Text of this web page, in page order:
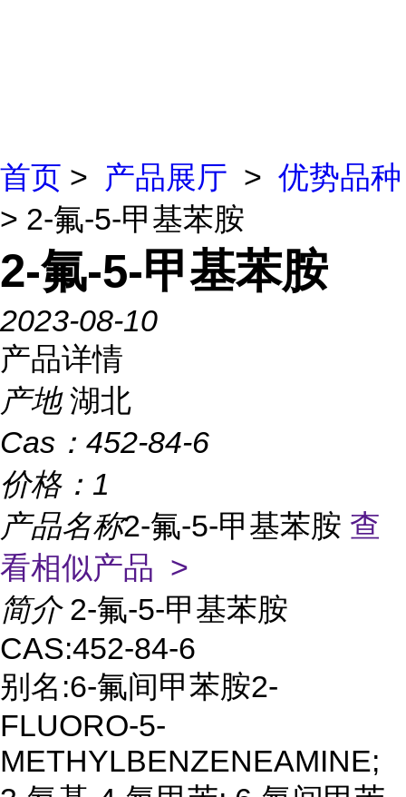
首页 > 产品展厅 > 优势品种
> 2-氟-5-甲基苯胺
2-氟-5-甲基苯胺
2023-08-10
产品详情
产地 湖北
Cas： 452-84-6
价格： 1
产品名称2-氟-5-甲基苯胺 查
看相似产品 >
简介 2-氟-5-甲基苯胺
CAS:452-84-6
别名:6-氟间甲苯胺2-
FLUORO-5-
METHYLBENZENEAMINE;